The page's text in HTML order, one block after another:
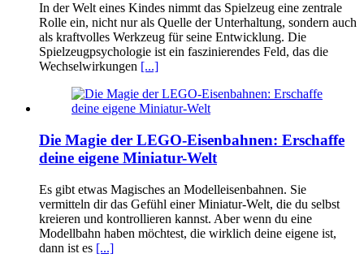
In der Welt eines Kindes nimmt das Spielzeug eine zentrale
Rolle ein, nicht nur als Quelle der Unterhaltung, sondern auch
als kraftvolles Werkzeug für seine Entwicklung. Die
Spielzeugpsychologie ist ein faszinierendes Feld, das die
Wechselwirkungen [...]
Die Magie der LEGO-Eisenbahnen: Erschaffe
deine eigene Miniatur-Welt
Es gibt etwas Magisches an Modelleisenbahnen. Sie
vermitteln dir das Gefühl einer Miniatur-Welt, die du selbst
kreieren und kontrollieren kannst. Aber wenn du eine
Modellbahn haben möchtest, die wirklich deine eigene ist,
dann ist es [...]